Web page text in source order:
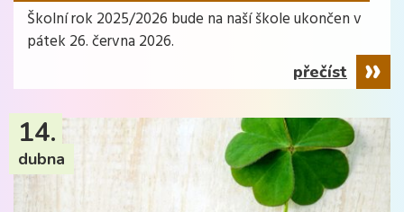
Školní rok 2025/2026 bude na naší škole ukončen v
pátek 26. června 2026.
přečíst
14.
dubna